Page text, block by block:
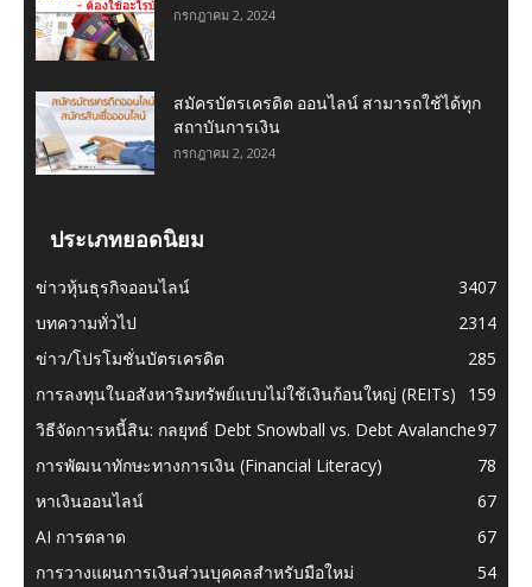
กรกฎาคม 2, 2024
สมัครบัตรเครดิต ออนไลน์ สามารถใช้ได้ทุก
สถาบันการเงิน
กรกฎาคม 2, 2024
ประเภทยอดนิยม
ข่าวหุ้นธุรกิจออนไลน์
3407
บทความทั่วไป
2314
ข่าว/โปรโมชั่นบัตรเครดิต
285
การลงทุนในอสังหาริมทรัพย์แบบไม่ใช้เงินก้อนใหญ่ (REITs)
159
วิธีจัดการหนี้สิน: กลยุทธ์ Debt Snowball vs. Debt Avalanche97
การพัฒนาทักษะทางการเงิน (Financial Literacy)
78
หาเงินออนไลน์
67
AI การตลาด
67
การวางแผนการเงินส่วนบุคคลสำหรับมือใหม่
54